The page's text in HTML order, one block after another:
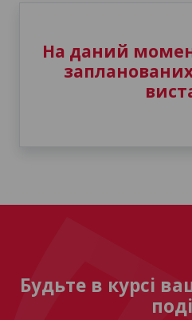
На даний
Будьте в курсі